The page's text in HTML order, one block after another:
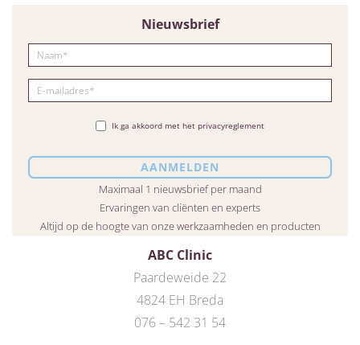
ABC Clinic
Paardeweide 22
4824 EH Breda
076 – 542 31 54
Nieuwsbrief
Ik ga akkoord met het privacyreglement
Maximaal 1 nieuwsbrief per maand
Ervaringen van cliënten en experts
Altijd op de hoogte van onze werkzaamheden en producten